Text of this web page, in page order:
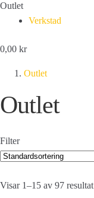
Outlet
Verkstad
0,00 kr
Outlet
Outlet
Filter
Visar 1–15 av 97 resultat